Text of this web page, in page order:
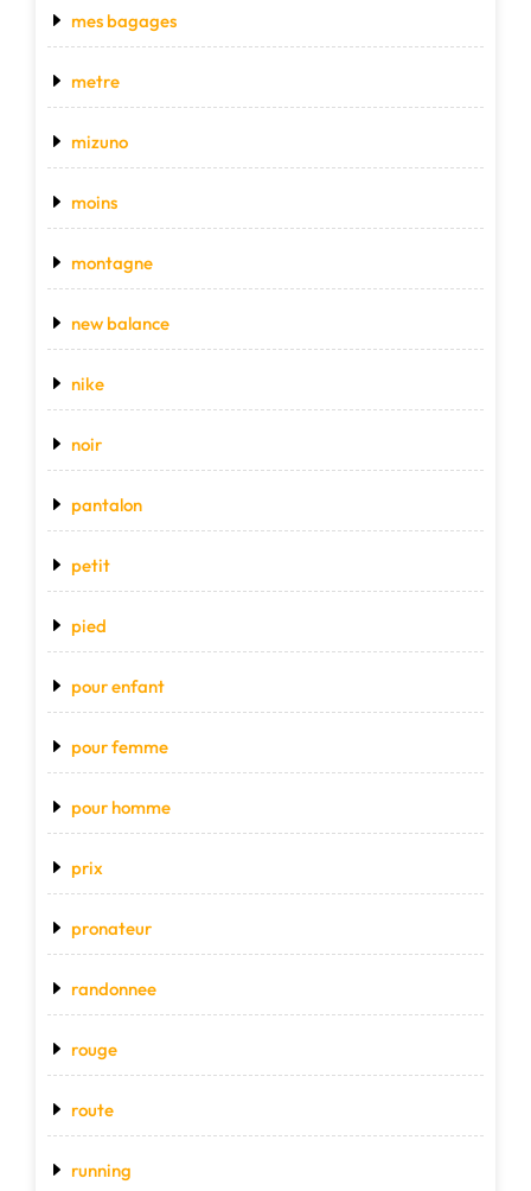
mes bagages
metre
mizuno
moins
montagne
new balance
nike
noir
pantalon
petit
pied
pour enfant
pour femme
pour homme
prix
pronateur
randonnee
rouge
route
running